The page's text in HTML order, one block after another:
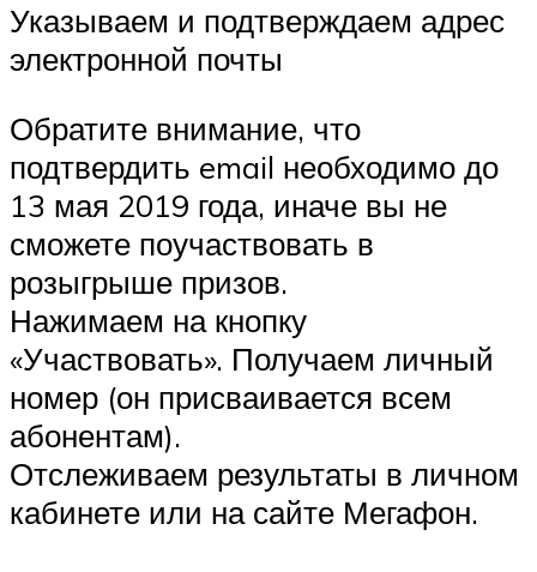
Указываем и подтверждаем адрес
электронной почты
Обратите внимание, что
подтвердить email необходимо до
13 мая 2019 года, иначе вы не
сможете поучаствовать в
розыгрыше призов.
Нажимаем на кнопку
«Участвовать». Получаем личный
номер (он присваивается всем
абонентам).
Отслеживаем результаты в личном
кабинете или на сайте Мегафон.